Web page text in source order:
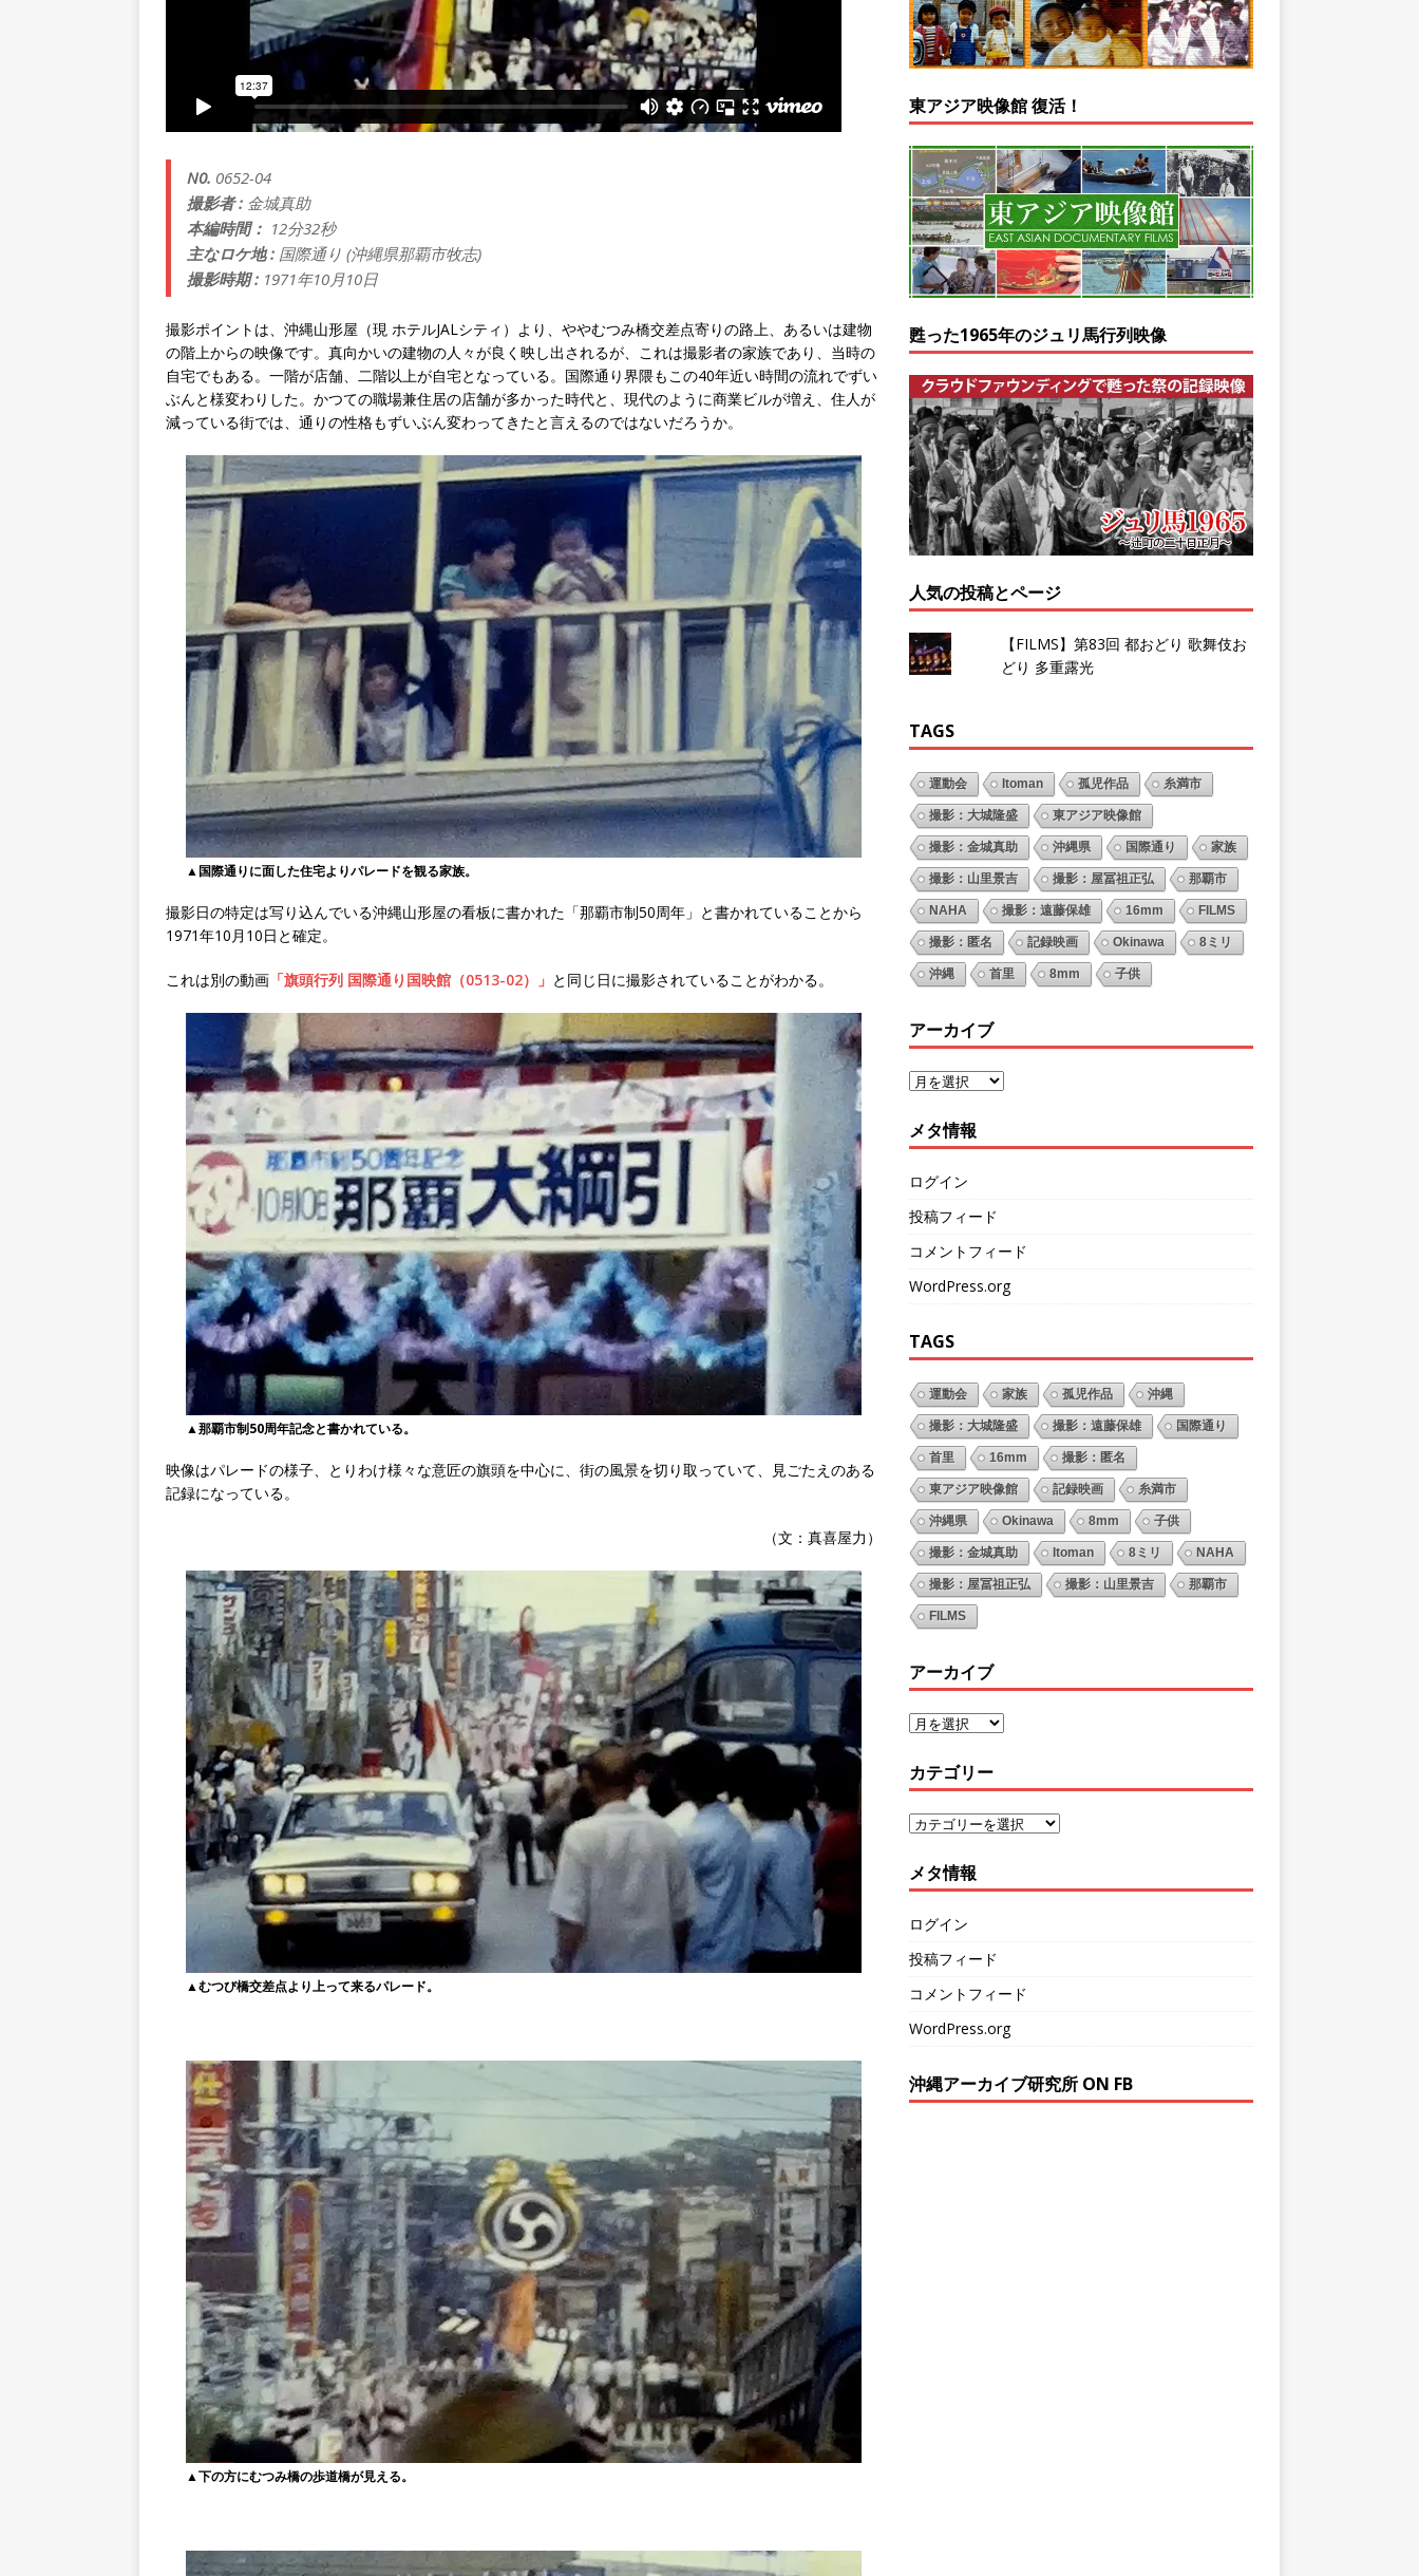
N0. 0652-04
撮影者 : 金城真助
本編時間： 12分32秒
主なロケ地 : 国際通り (沖縄県那覇市牧志)
撮影時期 : 1971年10月10日
撮影ポイントは、沖縄山形屋（現 ホテルJALシティ）より、ややむつみ橋交差点寄りの路上、あるいは建物
の階上からの映像です。真向かいの建物の人々が良く映し出されるが、これは撮影者の家族であり、当時の
自宅でもある。一階が店舗、二階以上が自宅となっている。国際通り界隈もこの40年近い時間の流れでずい
ぶんと様変わりした。かつての職場兼住居の店舗が多かった時代と、現代のように商業ビルが増え、住人が
減っている街では、通りの性格もずいぶん変わってきたと言えるのではないだろうか。
▲国際通りに面した住宅よりパレードを観る家族。
撮影日の特定は写り込んでいる沖縄山形屋の看板に書かれた「那覇市制50周年」と書かれていることから
1971年10月10日と確定。
これは別の動画 「旗頭行列 国際通り国映館（0513-02）」 と同じ日に撮影されていることがわかる。
▲那覇市制50周年記念と書かれている。
映像はパレードの様子、とりわけ様々な意匠の旗頭を中心に、街の風景を切り取っていて、見ごたえのある
記録になっている。
（文：真喜屋力）
▲むつび橋交差点より上って来るパレード。
▲下の方にむつみ橋の歩道橋が見える。
東アジア映像館 復活！
甦った1965年のジュリ馬行列映像
人気の投稿とページ
【FILMS】第83回 都おどり 歌舞伎お
どり 多重露光
TAGS
運動会 Itoman 孤児作品 糸満市
撮影：大城隆盛 東アジア映像館
撮影：金城真助 沖縄県 国際通り 家族
撮影：山里景吉 撮影：屋冨祖正弘 那覇市
NAHA 撮影：遠藤保雄 16mm FILMS
撮影：匿名 記録映画 Okinawa 8ミリ
沖縄 首里 8mm 子供
アーカイブ
メタ情報
ログイン
投稿フィード
コメントフィード
WordPress.org
TAGS
運動会 家族 孤児作品 沖縄
撮影：大城隆盛 撮影：遠藤保雄 国際通り
首里 16mm 撮影：匿名
東アジア映像館 記録映画 糸満市
沖縄県 Okinawa 8mm 子供
撮影：金城真助 Itoman 8ミリ NAHA
撮影：屋冨祖正弘 撮影：山里景吉 那覇市
FILMS
アーカイブ
カテゴリー
メタ情報
ログイン
投稿フィード
コメントフィード
WordPress.org
沖縄アーカイブ研究所 ON FB